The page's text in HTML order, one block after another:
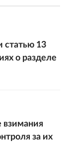
статью 13
о разделе
взимания
за их